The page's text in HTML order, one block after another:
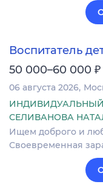
Воспитатель
50 000–60 000 ₽
06 августа 2026
СЕЛИВАНОВА
Ищем доброго и
Своевременная